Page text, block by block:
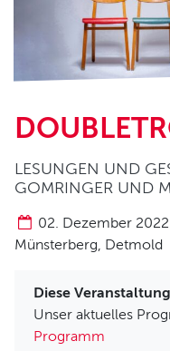
Weiterbildungen
Digitale Literatur
LITERATURBÜRO OWL
Über uns
Jobs
Verein und Förderung
Pool 1000
Publikationen
LESUNGEN UND
GOMRINGER UND
02. Dezember 2022
Münsterberg, Detmold
Diese
Unser aktuelles
Programm